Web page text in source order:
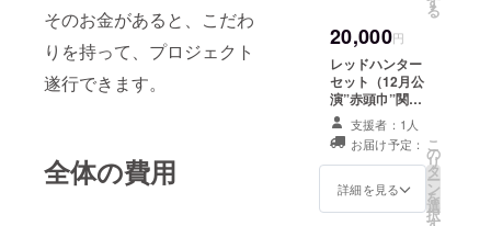
そのお金があると、こだわ
りを持って、プロジェクト
遂行できます。
全体の費用
ルノセットとイ
タリア限定動画
視聴権
る
20,000円
レッドハンター
セット（12月公
演”赤頭巾”関係
者プレパーティ
御招待＋ボン
ジョルノセット
とイタリア限定
動画視聴権
支援者：1人
お届け予定：
詳細を見る
こ
の
リ
タ
ー
ン
を
選
択